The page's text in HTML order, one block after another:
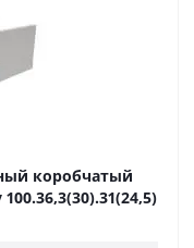
коробчатый